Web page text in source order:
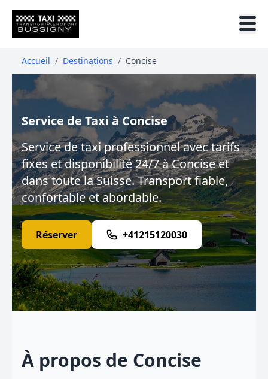
Accueil / Destinations / Concise
Service de Taxi à Concise
Service de taxi professionnel avec tarifs
fixes et disponibilité 24/7 à Concise et
dans toute la Suisse. Transport fiable,
confortable et abordable.
Réserver +41215120030
À propos de Concise